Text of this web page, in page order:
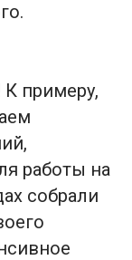
примеру,
работы на
собрали